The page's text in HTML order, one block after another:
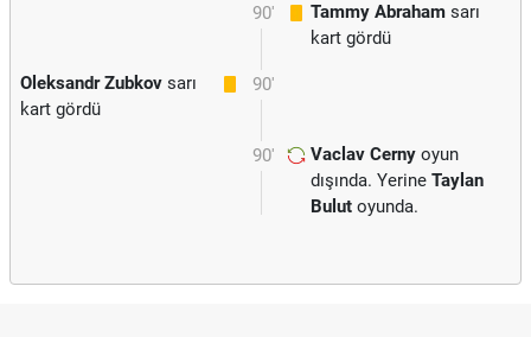
90' Tammy Abraham sarı
kart gördü
90'
Oleksandr Zubkov sarı
kart gördü
90' Vaclav Cerny oyun
dışında. Yerine Taylan
Bulut oyunda.